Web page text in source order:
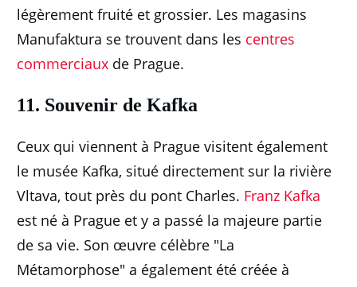
légèrement fruité et grossier. Les magasins
Manufaktura se trouvent dans les centres
commerciaux de Prague.
11. Souvenir de Kafka
Ceux qui viennent à Prague visitent également
le musée Kafka, situé directement sur la rivière
Vltava, tout près du pont Charles. Franz Kafka
est né à Prague et y a passé la majeure partie
de sa vie. Son œuvre célèbre "La
Métamorphose" a également été créée à